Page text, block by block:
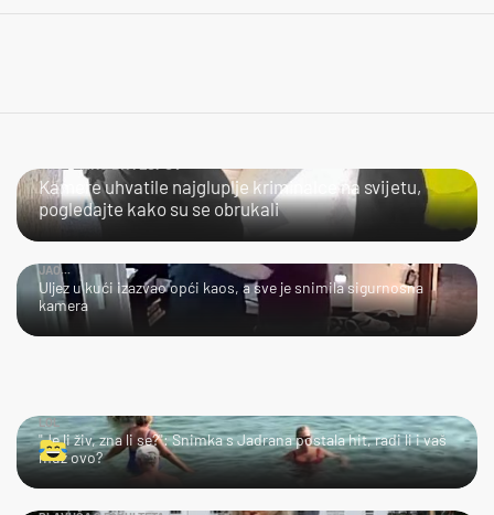
NIJE LAKO BITI LOPOV
Kamere uhvatile najgluplje kriminalce na svijetu,
pogledajte kako su se obrukali
JAO...
Uljez u kući izazvao opći kaos, a sve je snimila sigurnosna
kamera
LOL
"Je li živ, zna li se?": Snimka s Jadrana postala hit, radi li i vaš
muž ovo?